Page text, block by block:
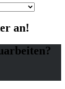
an!